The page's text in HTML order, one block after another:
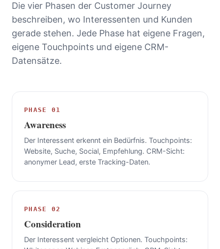
Die vier Phasen der Customer Journey
beschreiben, wo Interessenten und Kunden
gerade stehen. Jede Phase hat eigene Fragen,
eigene Touchpoints und eigene CRM-
Datensätze.
PHASE 01
Awareness
Der Interessent erkennt ein Bedürfnis. Touchpoints:
Website, Suche, Social, Empfehlung. CRM-Sicht:
anonymer Lead, erste Tracking-Daten.
PHASE 02
Consideration
Der Interessent vergleicht Optionen. Touchpoints: